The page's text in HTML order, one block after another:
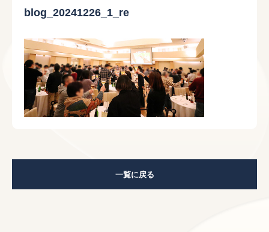
blog_20241226_1_re
一覧に戻る